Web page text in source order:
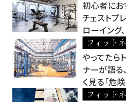
初心者にお
チェストプ
ローイング
フィット
やってたら
ナーが語る
く見る「危
フィット